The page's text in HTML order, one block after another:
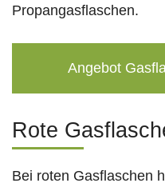
Propangasflaschen.
Angebot
Rote
Bei roten Gasflaschen